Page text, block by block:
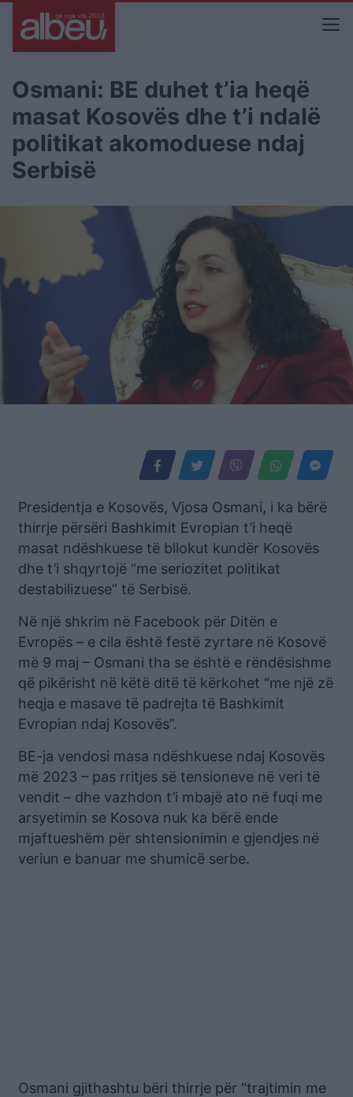
Osmani: BE duhet t’ia heqë
masat Kosovës dhe t’i ndalë
politikat akomoduese ndaj
Serbisë
Presidentja e Kosovës, Vjosa Osmani, i ka bërë
thirrje përsëri Bashkimit Evropian t’i heqë
masat ndëshkuese të bllokut kundër Kosovës
dhe t’i shqyrtojë “me seriozitet politikat
destabilizuese” të Serbisë.
Në një shkrim në Facebook për Ditën e
Evropës – e cila është festë zyrtare në Kosovë
më 9 maj – Osmani tha se është e rëndësishme
që pikërisht në këtë ditë të kërkohet “me një zë
heqja e masave të padrejta të Bashkimit
Evropian ndaj Kosovës”.
BE-ja vendosi masa ndëshkuese ndaj Kosovës
më 2023 – pas rritjes së tensioneve në veri të
vendit – dhe vazhdon t’i mbajë ato në fuqi me
arsyetimin se Kosova nuk ka bërë ende
mjaftueshëm për shtensionimin e gjendjes në
veriun e banuar me shumicë serbe.
Osmani gjithashtu bëri thirrje për “trajtimin me